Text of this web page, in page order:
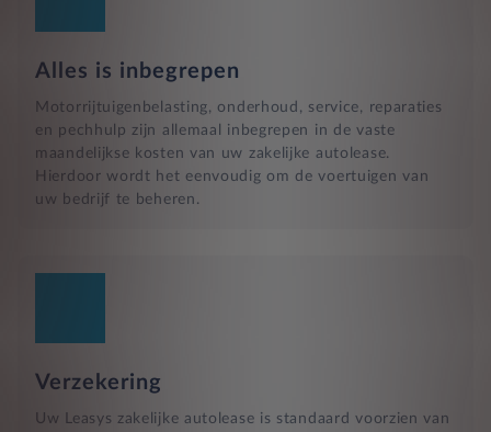
Alles is inbegrepen
Motorrijtuigenbelasting, onderhoud, service, reparaties
en pechhulp zijn allemaal inbegrepen in de vaste
maandelijkse kosten van uw zakelijke autolease.
Hierdoor wordt het eenvoudig om de voertuigen van
uw bedrijf te beheren.
Verzekering
Uw Leasys zakelijke autolease is standaard voorzien van